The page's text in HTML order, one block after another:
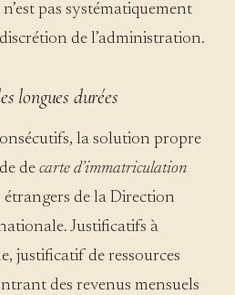
pas systématiquement
de l’administration.
longues durées
la solution propre
de carte d’immatriculation
étrangers de la Direction
Justificatifs à
justificatif de ressources
des revenus mensuels